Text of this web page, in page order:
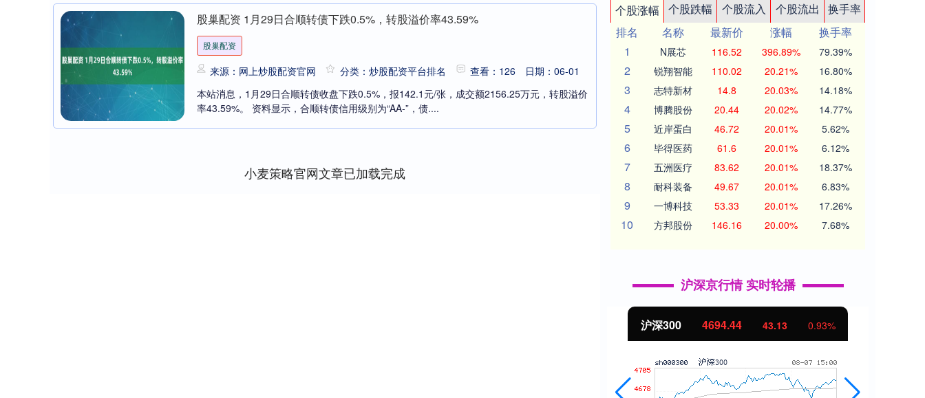
股巢配资 1月29日合顺转债下跌0.5%，转股溢价率43.59%
股巢配资
来源：网上炒股配资官网 分类：炒股配资平台排名 查看：126
日期：06-01
本站消息，1月29日合顺转债收盘下跌0.5%，报142.1元/张，成交额2156.25万元，转股溢价
率43.59%。 资料显示，合顺转债信用级别为“AA-”，债....
小麦策略官网文章已加载完成
个股涨幅 个股跌幅 个股流入 个股流出
换手率
排名
名称 最新价 涨幅
换手率
1
N展芯 116.52 396.89% 79.39%
2 锐翔智能 110.02 20.21% 16.80%
3 志特新材 14.8 20.03% 14.18%
4 博腾股份 20.44 20.02% 14.77%
5 近岸蛋白 46.72 20.01% 5.62%
6 毕得医药 61.6 20.01% 6.12%
7 五洲医疗 83.62 20.01% 18.37%
8 耐科装备 49.67 20.01% 6.83%
9 一博科技 53.33 20.01% 17.26%
10 方邦股份 146.16 20.00% 7.68%
沪深京行情 实时轮播
北证50 1134.24 11.37 1.01%